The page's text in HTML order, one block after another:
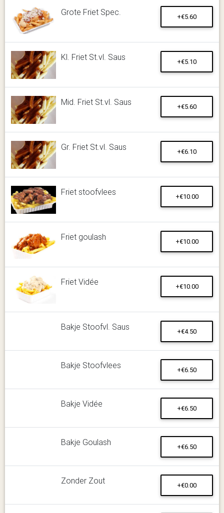
Grote Friet Spec. +€5.60
Kl. Friet St.vl. Saus +€5.10
Mid. Friet St.vl. Saus +€5.60
Gr. Friet St.vl. Saus +€6.10
Friet stoofvlees +€10.00
Friet goulash +€10.00
Friet Vidée +€10.00
Bakje Stoofvl. Saus +€4.50
Bakje Stoofvlees +€6.50
Bakje Vidée +€6.50
Bakje Goulash +€6.50
Zonder Zout +€0.00